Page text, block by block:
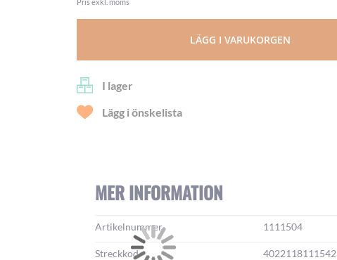
LÄGG I VARUKORGEN
I lager
Lägg i önskelista
MER INFORMATION
Mer
information:
Artikelnummer 1111504
Streckkod 4022118111542